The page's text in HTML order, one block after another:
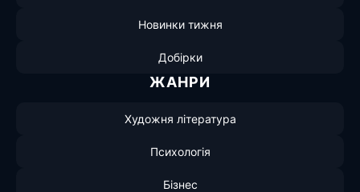
Новинки тижня
Добірки
ЖАНРИ
Художня література
Психологія
Бізнес